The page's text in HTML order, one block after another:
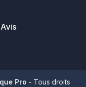
Pro - Tous droits